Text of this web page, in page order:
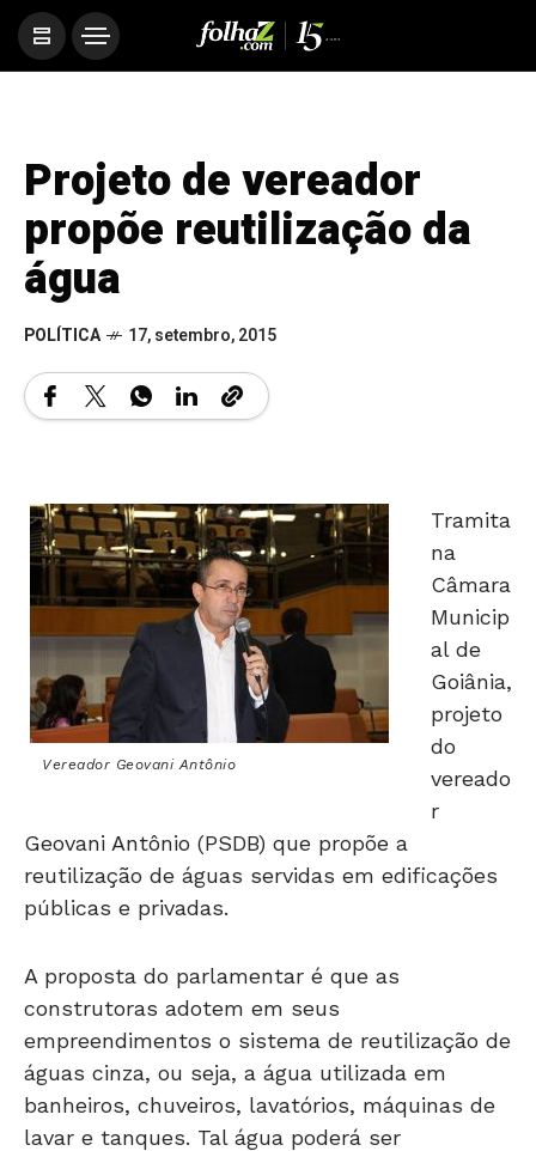
Projeto de vereador
propõe reutilização da
água
POLÍTICA 17, setembro, 2015
Vereador Geovani Antônio
Tramita
na
Câmara
Municip
al de
Goiânia,
projeto
do
vereado
r
Geovani Antônio (PSDB) que propõe a
reutilização de águas servidas em edificações
públicas e privadas.
A proposta do parlamentar é que as
construtoras adotem em seus
empreendimentos o sistema de reutilização de
águas cinza, ou seja, a água utilizada em
banheiros, chuveiros, lavatórios, máquinas de
lavar e tanques. Tal água poderá ser